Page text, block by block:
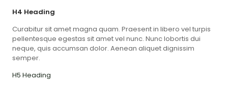
H4 Heading
Curabitur sit amet magna quam. Praesent in libero vel turpis
pellentesque egestas sit amet vel nunc. Nunc lobortis dui
neque, quis accumsan dolor. Aenean aliquet dignissim
semper.
H5 Heading